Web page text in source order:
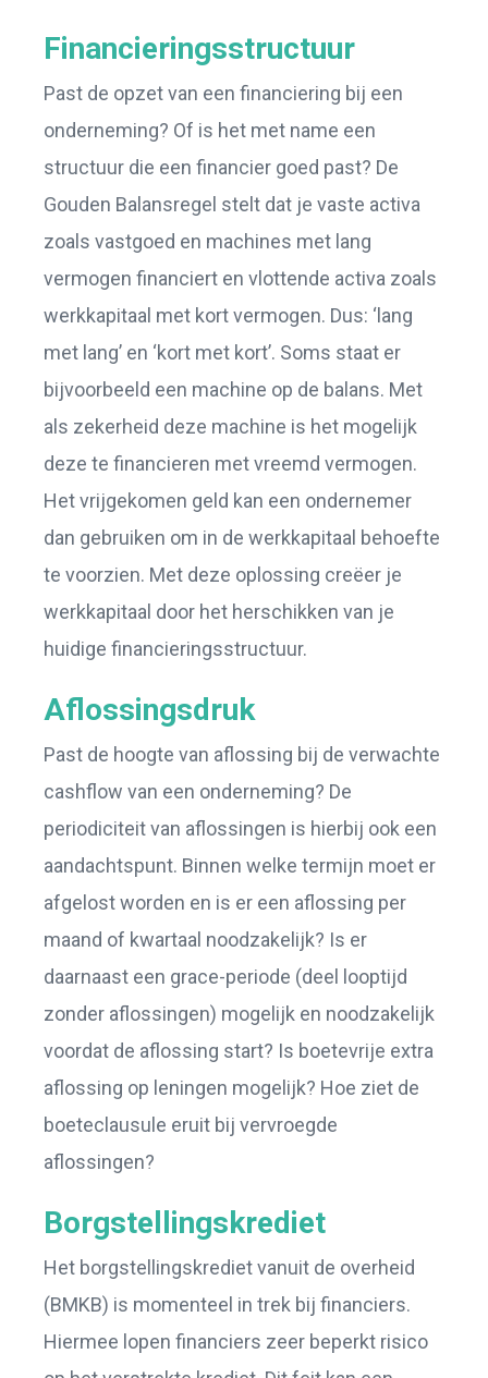
Financieringsstructuur
Past de opzet van een financiering bij een
onderneming? Of is het met name een
structuur die een financier goed past? De
Gouden Balansregel stelt dat je vaste activa
zoals vastgoed en machines met lang
vermogen financiert en vlottende activa zoals
werkkapitaal met kort vermogen. Dus: ‘lang
met lang’ en ‘kort met kort’. Soms staat er
bijvoorbeeld een machine op de balans. Met
als zekerheid deze machine is het mogelijk
deze te financieren met vreemd vermogen.
Het vrijgekomen geld kan een ondernemer
dan gebruiken om in de werkkapitaal behoefte
te voorzien. Met deze oplossing creëer je
werkkapitaal door het herschikken van je
huidige financieringsstructuur.
Aflossingsdruk
Past de hoogte van aflossing bij de verwachte
cashflow van een onderneming? De
periodiciteit van aflossingen is hierbij ook een
aandachtspunt. Binnen welke termijn moet er
afgelost worden en is er een aflossing per
maand of kwartaal noodzakelijk? Is er
daarnaast een grace-periode (deel looptijd
zonder aflossingen) mogelijk en noodzakelijk
voordat de aflossing start? Is boetevrije extra
aflossing op leningen mogelijk? Hoe ziet de
boeteclausule eruit bij vervroegde
aflossingen?
Borgstellingskrediet
Het borgstellingskrediet vanuit de overheid
(BMKB) is momenteel in trek bij financiers.
Hiermee lopen financiers zeer beperkt risico